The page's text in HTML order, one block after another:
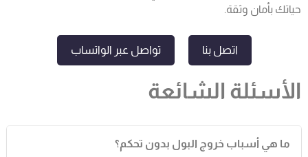
حياتك بأمان وثقة.
اتصل بنا تواصل عبر الواتساب
الأسئلة الشائعة
ما هي أسباب خروج البول بدون تحكم؟